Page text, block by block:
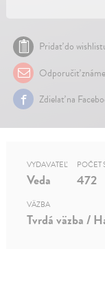
Pridať do
Odporučiť
Zdielať na
VYDAVATEĽ
Veda
POČET
472
VÄZBA
Tvrdá väzba /